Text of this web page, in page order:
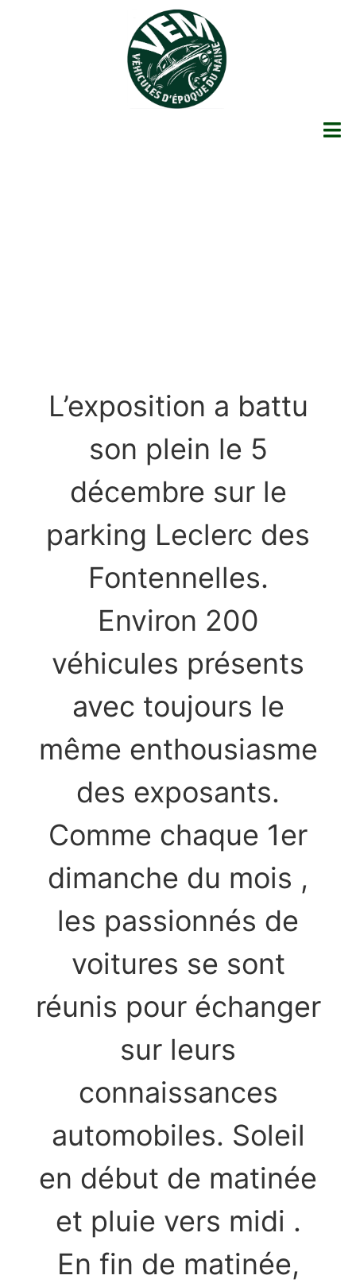
L’exposition a battu
son plein le 5
décembre sur le
parking Leclerc des
Fontennelles.
Environ 200
véhicules présents
avec toujours le
même enthousiasme
des exposants.
Comme chaque 1er
dimanche du mois ,
les passionnés de
voitures se sont
réunis pour échanger
sur leurs
connaissances
automobiles. Soleil
en début de matinée
et pluie vers midi .
En fin de matinée,